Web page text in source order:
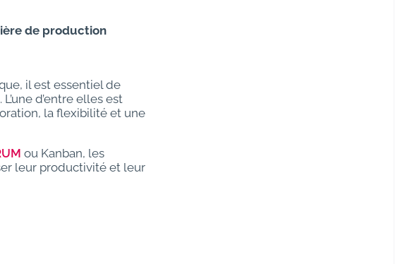
de production
il est essentiel de
d’entre elles est
la flexibilité et une
ou Kanban, les
leur productivité et leur